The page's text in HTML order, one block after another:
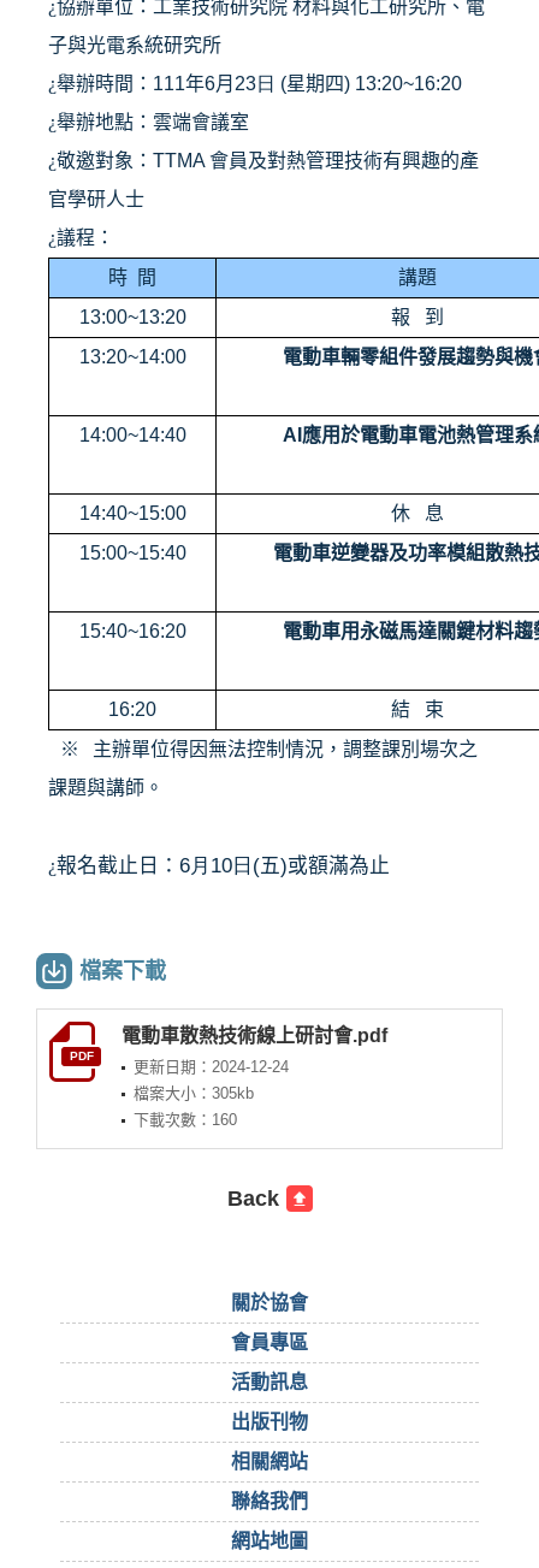
¿協辦單位：工業技術研究院 材料與化工研究所、電
子與光電系統研究所
¿舉辦時間： 111年6月 23日 (星期四) 13:20~16:20
¿舉辦地點：雲端會議室
¿敬邀對象： TTMA會員及對熱管理技術有興趣的產
官學研人士
¿議程：
時 間
講題
13:00~13:20
報
到
13:20~14:00
電動車輛零組件發展趨勢與機
14:00~14:40 AI 應用於電動車電池熱管理系
14:40~15:00 休
息
15:00~15:40
電動車逆變器及功率模組散熱
15:40~16:20 電動車用永磁馬達關鍵材料趨
16:20 結
束
※
主辦單位得因無法控制情況，調整課別場次之
課題與講師。
¿報名截止日： 6月 10日 (五)或額滿為止
檔案下載
PDF
電動車散熱技術線上研討會.pdf
更新日期：2024-12-24
檔案大小：305kb
下載次數：160
Back
關於協會
會員專區
活動訊息
出版刊物
相關網站
聯絡我們
網站地圖